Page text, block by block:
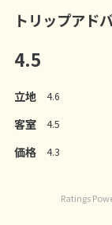
トリップアド
4.5
立地 4.6
客室 4.5
価格 4.3
Ratings